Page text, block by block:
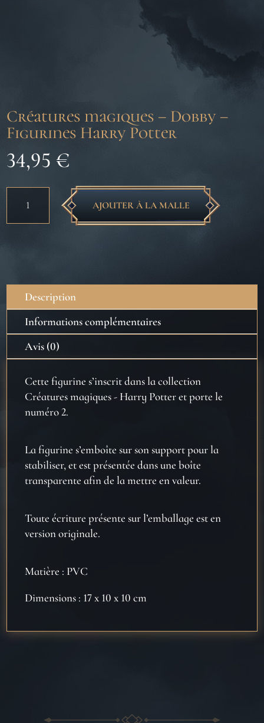
Créatures magiques – Dobby –
Figurines Harry Potter
34,95 €
Créatures
-
Figurines
Harry
Potter
AJOUTER À LA MALLE
Description
Informations complémentaires
Avis (0)
Cette figurine s’inscrit dans la collection
Créatures magiques - Harry Potter et porte le
numéro 2.
La figurine s’emboîte sur son support pour la
stabiliser, et est présentée dans une boîte
transparente afin de la mettre en valeur.
Toute écriture présente sur l’emballage est en
version originale.
Matière : PVC
Dimensions : 17 x 10 x 10 cm